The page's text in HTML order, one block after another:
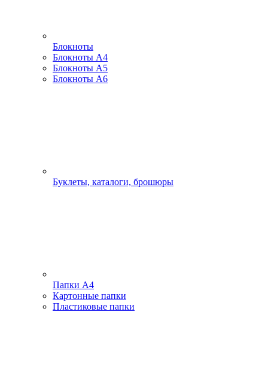
Блокноты
Блокноты А4
Блокноты А5
Блокноты А6
Буклеты, каталоги, брошюры
Папки А4
Картонные папки
Пластиковые папки